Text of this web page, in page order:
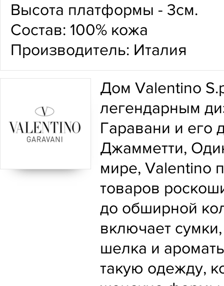
Высота платформы - 3см.
Состав: 100% кожа
Производитель: Италия
Дом Valentino
легендарным
Гаравани и его
Джамметти,
мире, Valentino
товаров
до обширной
включает
шелка и
такую одежду,